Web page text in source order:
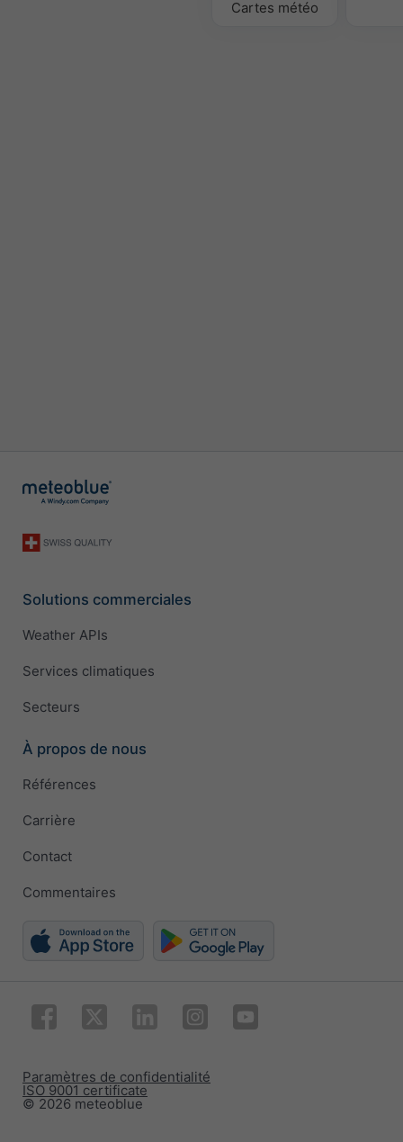
Cartes météo
Solutions commerciales
Weather APIs
Services climatiques
Secteurs
À propos de nous
Références
Carrière
Contact
Commentaires
© 2026 meteoblue
ISO 9001 certificate
Paramètres de confidentialité